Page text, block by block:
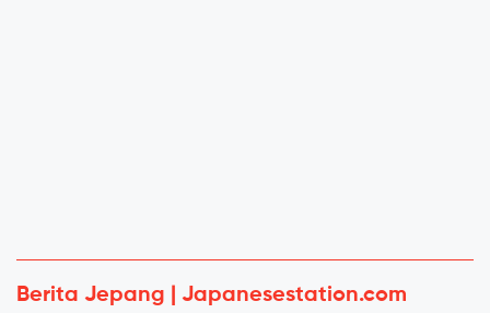
Berita Jepang | Japanesestation.com